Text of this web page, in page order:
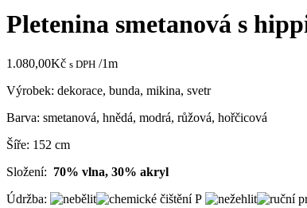
Pletenina smetanová s
1.080,00Kč s DPH /1m
Výrobek: dekorace, bunda, mikina, svetr
Barva: smetanová, hnědá, modrá, růžová, hořčicová
Šíře: 152 cm
Složení: 70% vlna, 30% akryl
Údržba: